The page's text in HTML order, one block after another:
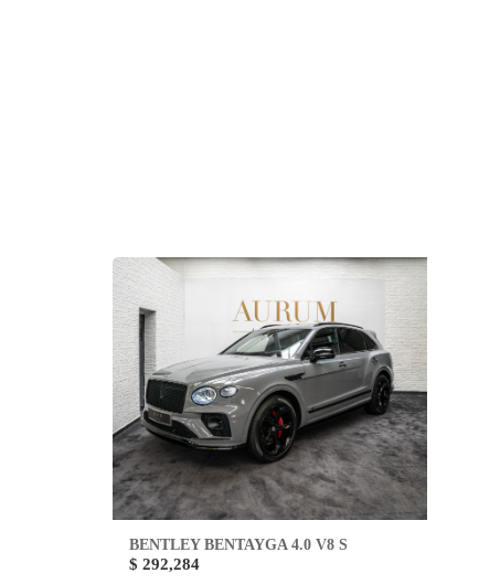
BENTLEY BENTAYGA 4.0 V8 S
$ 292,284